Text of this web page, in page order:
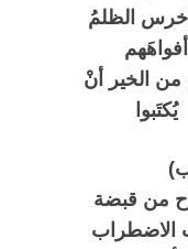
الظلمُ
أفواهَهم
من الخير أنْ
يُكتَبوا
من قبضة
الاضطراب